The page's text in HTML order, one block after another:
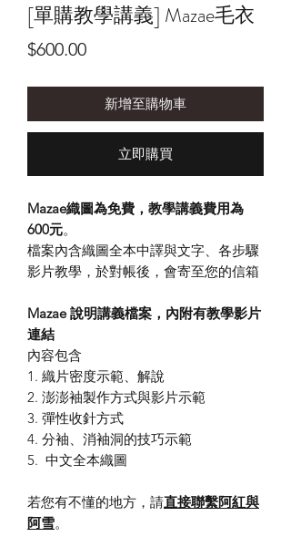
[單購教學講義] Mazae毛衣
$600.00價
新增至購物車
立即購買
Mazae織圖為免費，教學講義費用為
600元。
檔案內含織圖全本中譯與文字、各步驟
影片教學，於對帳後，會寄至您的信箱
Mazae 說明講義檔案​，內附有教學影片
連結
內容包含
1. 織片密度示範、解說
2. 澎澎袖製作方式與影片示範
3. 彈性收針方式
4. 分袖、消袖洞的技巧示範
5. 中文全本織圖
若您有不懂的地方，請直接聯繫阿紅與
阿雪。